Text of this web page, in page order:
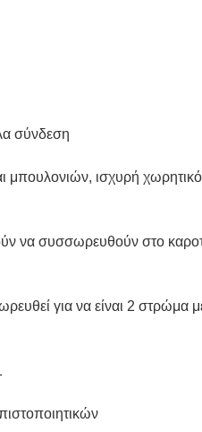
σύνδεση
μπουλονιών, ισχυρή
να συσσωρευθούν στο
για να είναι 2 στρώμα